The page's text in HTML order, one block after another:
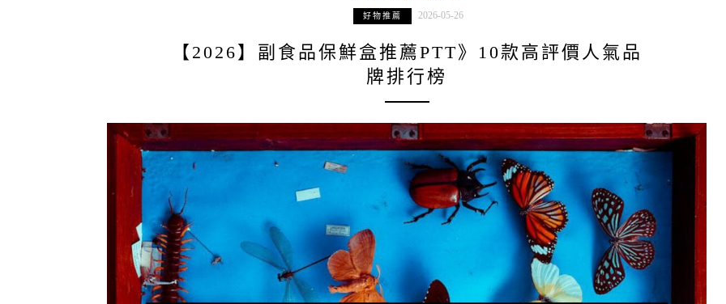
好物推薦 2026-05-26
【2026】副食品保鮮盒推薦PTT》10款高評價人氣品
牌排行榜